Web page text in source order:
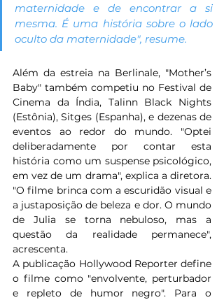
maternidade e de encontrar a si
mesma. É uma história sobre o lado
oculto da maternidade", resume.
Além da estreia na Berlinale, "Mother’s
Baby" também competiu no Festival de
Cinema da Índia, Talinn Black Nights
(Estônia), Sitges (Espanha), e dezenas de
eventos ao redor do mundo. "Optei
deliberadamente por contar esta
história como um suspense psicológico,
em vez de um drama", explica a diretora.
"O filme brinca com a escuridão visual e
a justaposição de beleza e dor. O mundo
de Julia se torna nebuloso, mas a
questão da realidade permanece",
acrescenta.
A publicação Hollywood Reporter define
o filme como "envolvente, perturbador
e repleto de humor negro". Para o